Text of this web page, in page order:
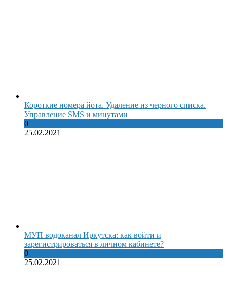
Короткие номера йота. Удаление из черного списка.
Управление SMS и минутами
0
25.02.2021
МУП водоканал Иркутска: как войти и
зарегистрироваться в личном кабинете?
0
25.02.2021